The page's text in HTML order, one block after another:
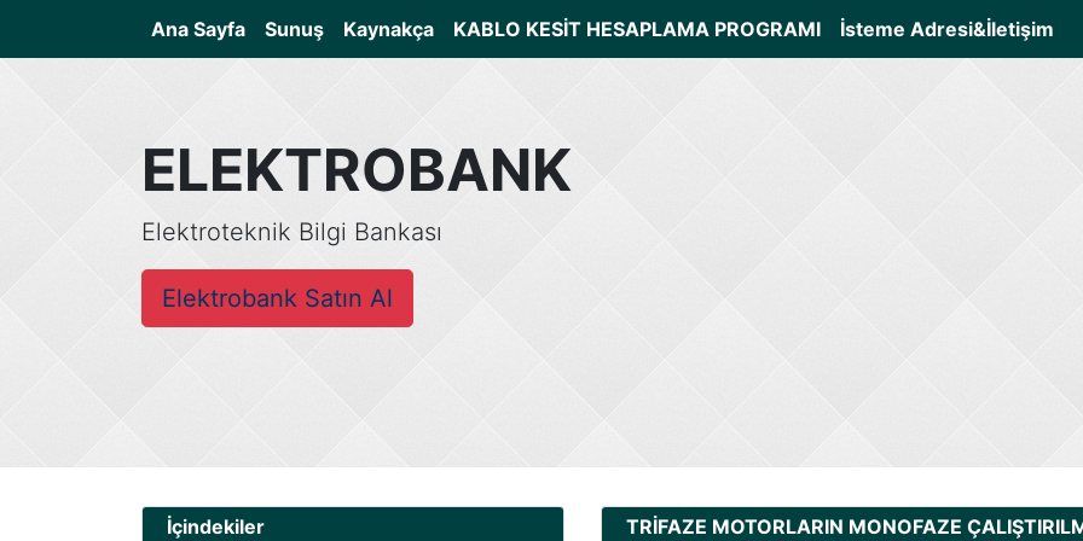
Ana Sayfa(current)
Sunuş Kaynakça KABLO KESİT HESAPLAMA PROGRAMI İsteme Adresi&İletişim
ELEKTROBANK
Elektroteknik Bilgi Bankası
Elektrobank Satın Al
İçindekiler TRİFAZE MOTORLARIN MONOFAZE